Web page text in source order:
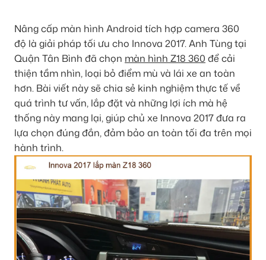
Nâng cấp màn hình Android tích hợp camera 360
độ là giải pháp tối ưu cho Innova 2017. Anh Tùng tại
Quận Tân Bình đã chọn màn hình Z18 360 để cải
thiện tầm nhìn, loại bỏ điểm mù và lái xe an toàn
hơn. Bài viết này sẽ chia sẻ kinh nghiệm thực tế về
quá trình tư vấn, lắp đặt và những lợi ích mà hệ
thống này mang lại, giúp chủ xe Innova 2017 đưa ra
lựa chọn đúng đắn, đảm bảo an toàn tối đa trên mọi
hành trình.